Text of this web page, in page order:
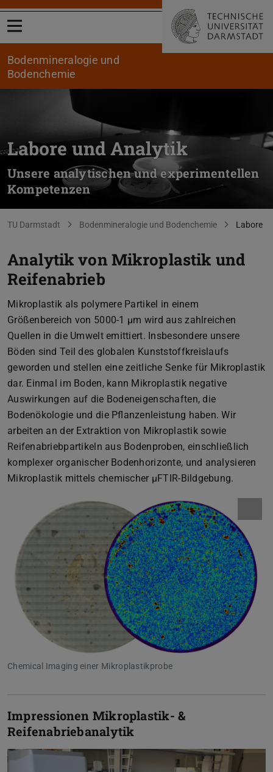
Menü öffnen
Bodenmineralogie und
Bodenchemie
Labore und Analytik
Unsere analytischen und experimentellen
Kompetenzen
Sie befinden sich hier:
TU Darmstadt Bodenmineralogie und Bodenchemie Labore
Analytik von Mikroplastik und
Reifenabrieb
Mikroplastik als polymere Partikel in einem
Größenbereich von 5000-1 µm wird aus zahlreichen
Quellen in die Umwelt emittiert. Insbesondere unsere
Böden sind Teil des globalen Kunststoffkreislaufs
geworden und stellen eine zeitliche Senke für Mikroplastik
dar. Einmal im Boden, kann Mikroplastik negative
Auswirkungen auf die Bodeneigenschaften, die
Bodenökologie und die Pflanzenleistung haben. Wir
arbeiten an der Extraktion von Mikroplastik sowie
Reifenabriebpartikeln aus Bodenproben, einschließlich
komplexer organischer Bodenhorizonte, und analysieren
Mikroplastik mittels chemischer µFTIR-Bildgebung.
Chemical Imaging einer Mikroplastikprobe
Impressionen Mikroplastik- &
Reifenabriebanalytik